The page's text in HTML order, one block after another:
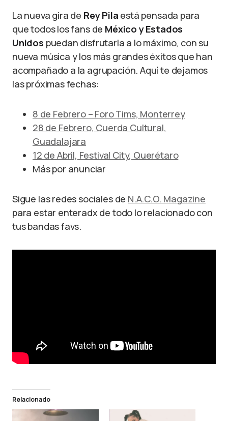
La nueva gira de Rey Pila está pensada para
que todos los fans de México y Estados
Unidos puedan disfrutarla a lo máximo, con su
nueva música y los más grandes éxitos que han
acompañado a la agrupación. Aquí te dejamos
las próximas fechas:
8 de Febrero – Foro Tims, Monterrey
28 de Febrero, Cuerda Cultural,
Guadalajara
12 de Abril, Festival City, Querétaro
Más por anunciar
Sigue las redes sociales de N.A.C.O. Magazine
para estar enteradx de todo lo relacionado con
tus bandas favs.
Relacionado